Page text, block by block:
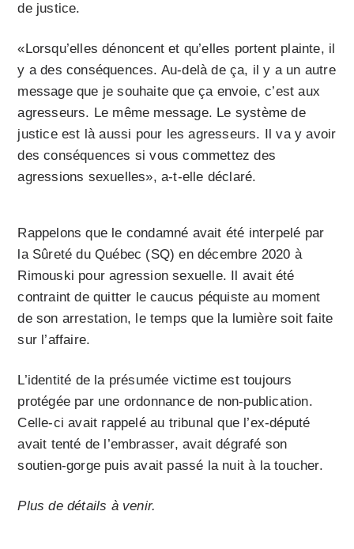
de justice.
«Lorsqu’elles dénoncent et qu’elles portent plainte, il
y a des conséquences. Au-delà de ça, il y a un autre
message que je souhaite que ça envoie, c’est aux
agresseurs. Le même message. Le système de
justice est là aussi pour les agresseurs. Il va y avoir
des conséquences si vous commettez des
agressions sexuelles», a-t-elle déclaré.
Rappelons que le condamné avait été interpelé par
la Sûreté du Québec (SQ) en décembre 2020 à
Rimouski pour agression sexuelle. Il avait été
contraint de quitter le caucus péquiste au moment
de son arrestation, le temps que la lumière soit faite
sur l’affaire.
L’identité de la présumée victime est toujours
protégée par une ordonnance de non-publication.
Celle-ci avait rappelé au tribunal que l’ex-député
avait tenté de l’embrasser, avait dégrafé son
soutien-gorge puis avait passé la nuit à la toucher.
Plus de détails à venir.